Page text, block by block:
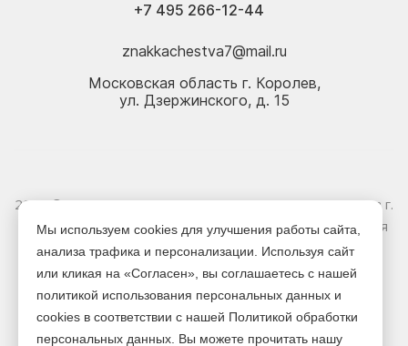
+7 495 266-12-44
znakkachestva7@mail.ru
Московская область г. Королев,
ул. Дзержинского, д. 15
2026 © Электрика оптом и в розницу - Магазин-склад в г.
Королёв. Информация, указанная на сайте, не является
публичной офертой.
Версия для печати
Мы используем cookies для улучшения работы сайта,
анализа трафика и персонализации. Используя сайт
или кликая на «Согласен», вы соглашаетесь с нашей
политикой использования персональных данных и
cookies в соответствии с нашей Политикой обработки
персональных данных. Вы можете прочитать нашу